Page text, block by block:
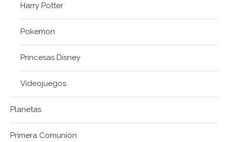
Harry Potter
Pokemon
Princesas Disney
Videojuegos
Planetas
Primera Comunión